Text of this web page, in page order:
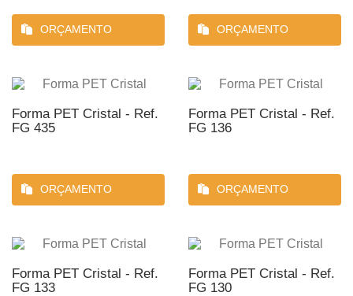
ORÇAMENTO ORÇAMENTO
Forma PET Cristal - Ref.
FG 435
ORÇAMENTO
Forma PET Cristal - Ref.
FG 136
ORÇAMENTO
Forma PET Cristal - Ref.
FG 133
Forma PET Cristal - Ref.
FG 130